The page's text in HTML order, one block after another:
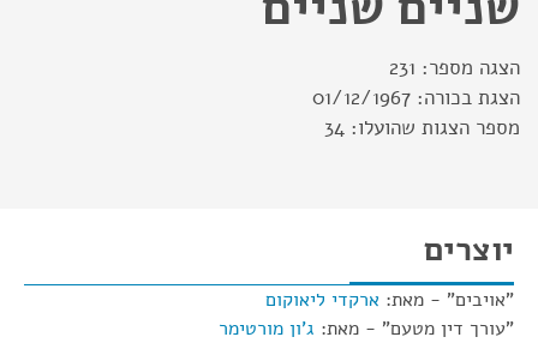
הצגה מספר: 231
הצגת בכורה: 01/12/1967
מספר הצגות שהועלו: 34
יוצרים
"אויבים" - מאת: ארקדי ליאוקום
"עורך דין מטעם" - מאת: ג'ון מורטימר